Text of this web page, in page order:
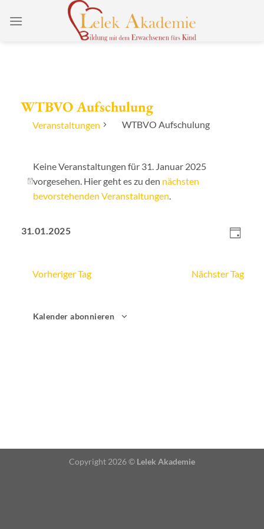
Inhalt
WTBVO Aufschulung
Veranstaltungen WTBVO Aufschulung
für
31.
Januar
Hinweis
Keine Veranstaltungen für 31. Januar 2025
vorgesehen. Hier geht es zu den nächsten
bevorstehenden Veranstaltungen.
Tag
31.01.2025
Vorheriger Tag Nächster Tag
Kalender abonnieren
Copyright 2026 © Lelek Akademie